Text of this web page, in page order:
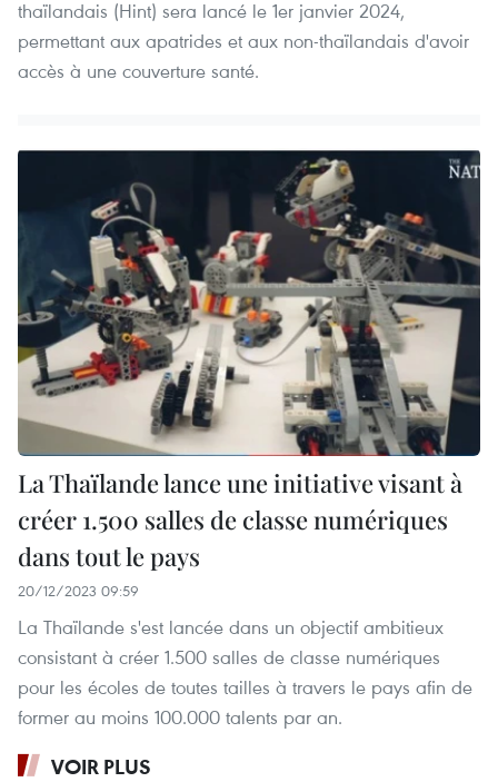
thaïlandais (Hint) sera lancé le 1er janvier 2024,
permettant aux apatrides et aux non-thaïlandais d'avoir
accès à une couverture santé.
La Thaïlande lance une initiative visant à
créer 1.500 salles de classe numériques
dans tout le pays
20/12/2023 09:59
La Thaïlande s'est lancée dans un objectif ambitieux
consistant à créer 1.500 salles de classe numériques
pour les écoles de toutes tailles à travers le pays afin de
former au moins 100.000 talents par an.
VOIR PLUS